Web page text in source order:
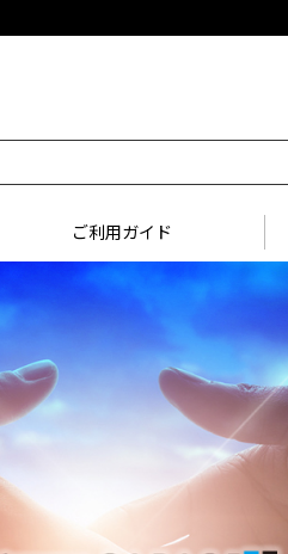
ご利用ガイド